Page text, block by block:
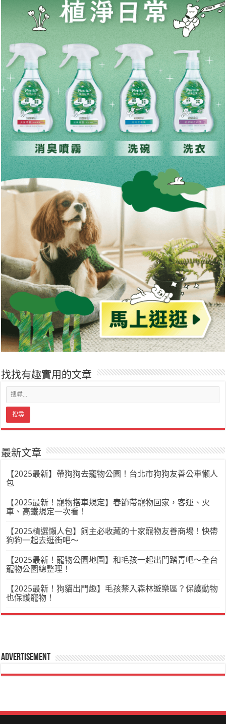
找找有趣實用的文章
最新文章
【2025最新】帶狗狗去寵物公園！台北市狗狗友善公車懶人
包
【2025最新！寵物搭車規定】春節帶寵物回家，客運、火
車、高鐵規定一次看！
【2025精選懶人包】飼主必收藏的十家寵物友善商場！快帶
狗狗一起去逛街吧～
【2025最新！寵物公園地圖】和毛孩一起出門踏青吧～全台
寵物公園總整理！
【2025最新！狗貓出門趣】毛孩禁入森林遊樂區？保護動物
也保護寵物！
Advertisement